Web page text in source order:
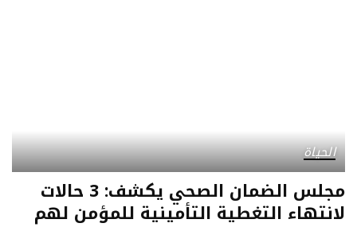
الحياة
مجلس الضمان الصحي يكشف: 3 حالات
لانتهاء التغطية التأمينية للمؤمن لهم